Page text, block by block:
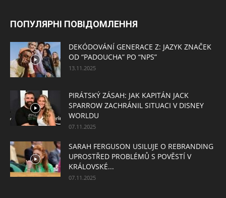
ПОПУЛЯРНІ ПОВІДОМЛЕННЯ
DEKÓDOVÁNÍ GENERACE Z: JAZYK ZNAČEK
OD “PADOUCHA” PO “NPS”
13.11.2025
PIRÁTSKÝ ZÁSAH: JAK KAPITÁN JACK
SPARROW ZACHRÁNIL SITUACI V DISNEY
WORLDU
07.11.2025
SARAH FERGUSON USILUJE O REBRANDING
UPROSTŘED PROBLÉMŮ S POVĚSTÍ V
KRÁLOVSKÉ...
07.11.2025